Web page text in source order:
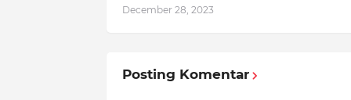
December 28, 2023
Posting Komentar